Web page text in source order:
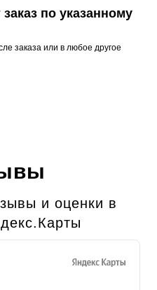
по указанному
заказа или в любое другое
и оценки в